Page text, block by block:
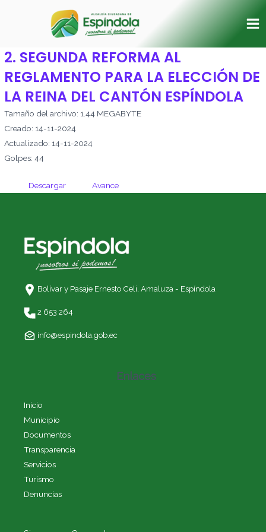
2. SEGUNDA REFORMA AL
REGLAMENTO PARA LA ELECCIÓN DE
LA REINA DEL CANTÓN ESPÍNDOLA
Tamaño del archivo: 1.44 MEGABYTE
Creado: 14-11-2024
Actualizado: 14-11-2024
Golpes: 44
Descargar Avance
Bolívar y Pasaje Ernesto Celi, Amaluza - Espíndola
2 653 264
info@espindola.gob.ec
Enlaces
Inicio
Municipio
Documentos
Transparencia
Servicios
Turismo
Denuncias